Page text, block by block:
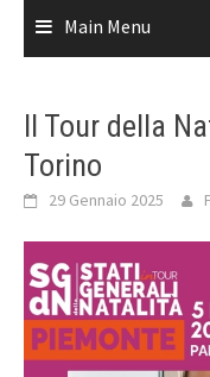
Main Menu
Il Tour della
Torino
29 Gennaio 2025